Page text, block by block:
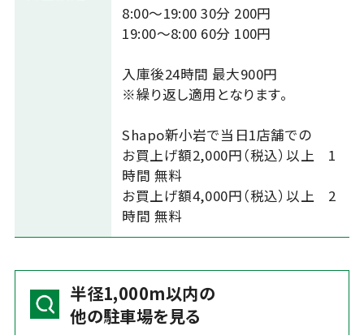
8:00～19:00 30分 200円
19:00～8:00 60分 100円
入庫後24時間 最大900円
※繰り返し適用となります。
Shapo新小岩で当日1店舗での
お買上げ額2,000円（税込）以上 1
時間 無料
お買上げ額4,000円（税込）以上 2
時間 無料
半径1,000m以内の
他の駐車場を見る